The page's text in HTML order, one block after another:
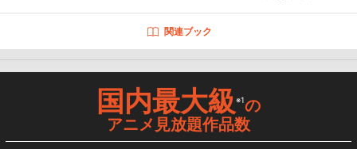
関連ブック
国内最大級※1の
アニメ見放題作品数